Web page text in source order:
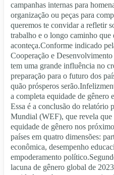
campanhas internas para
organização ou peças para
queremos te convidar a refletir
trabalho e o longo caminho que
aconteça.Conforme indicado
Cooperação e
tem uma grande influência no
preparação para o futuro dos
quão prósperos
a completa equidade de gênero
Essa é a conclusão do
Mundial (WEF), que revela que
equidade de gênero nos
países em quatro dimensões:
econômica, desempenho
empoderamento
lacuna de gênero global de